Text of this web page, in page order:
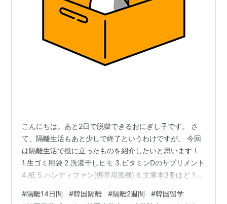
こんにちは。あと2日で脱獄できるおにぎし子です。 さ
て、隔離生活もあと少しで終了というわけですが、 今回
は隔離生活で役に立ったものを紹介したいと思います！
1.生ゴミ用袋 2.洗濯干しヒモ 3.ビタミンDのサプリメント
4.紙 5.ハンディファン(携帯扇風機) 6.文庫本3冊ほど 1.生
来ない決まりになっています。 なので私は、お弁当の容
#隔離14日間 #韓国隔離 #隔離2週間 #韓国留学